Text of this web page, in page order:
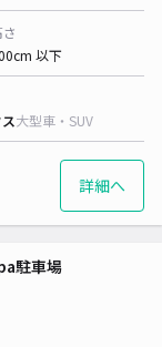
以下
大型車・SUV
詳細へ
駐車場